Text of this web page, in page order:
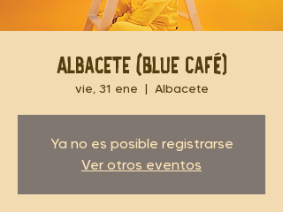
Albacete (Blue Café)
vie, 31 ene
  |
Albacete
Ya no es posible registrarse
Ver otros eventos